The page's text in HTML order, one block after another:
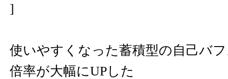
]
使いやすくなった蓄積型の自己バ
倍率が大幅にUPした